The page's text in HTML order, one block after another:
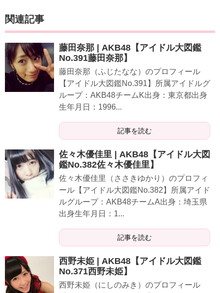
関連記事
藤田奈那 | AKB48【アイドル大図鑑
No.391藤田奈那】
藤田奈那（ふじたなな）のプロフィール
【アイドル大図鑑No.391】所属アイドルグ
ループ：AKB48チームK出身：東京都出身
生年月日：1996...
記事を読む
佐々木優佳里 | AKB48【アイドル大図
鑑No.382佐々木優佳里】
佐々木優佳里（ささきゆかり）のプロフィ
ール【アイドル大図鑑No.382】所属アイド
ルグループ：AKB48チームA出身：埼玉県
出身生年月日：1...
記事を読む
西野未姫 | AKB48【アイドル大図鑑
No.371西野未姫】
西野未姫（にしのみき）のプロフィール